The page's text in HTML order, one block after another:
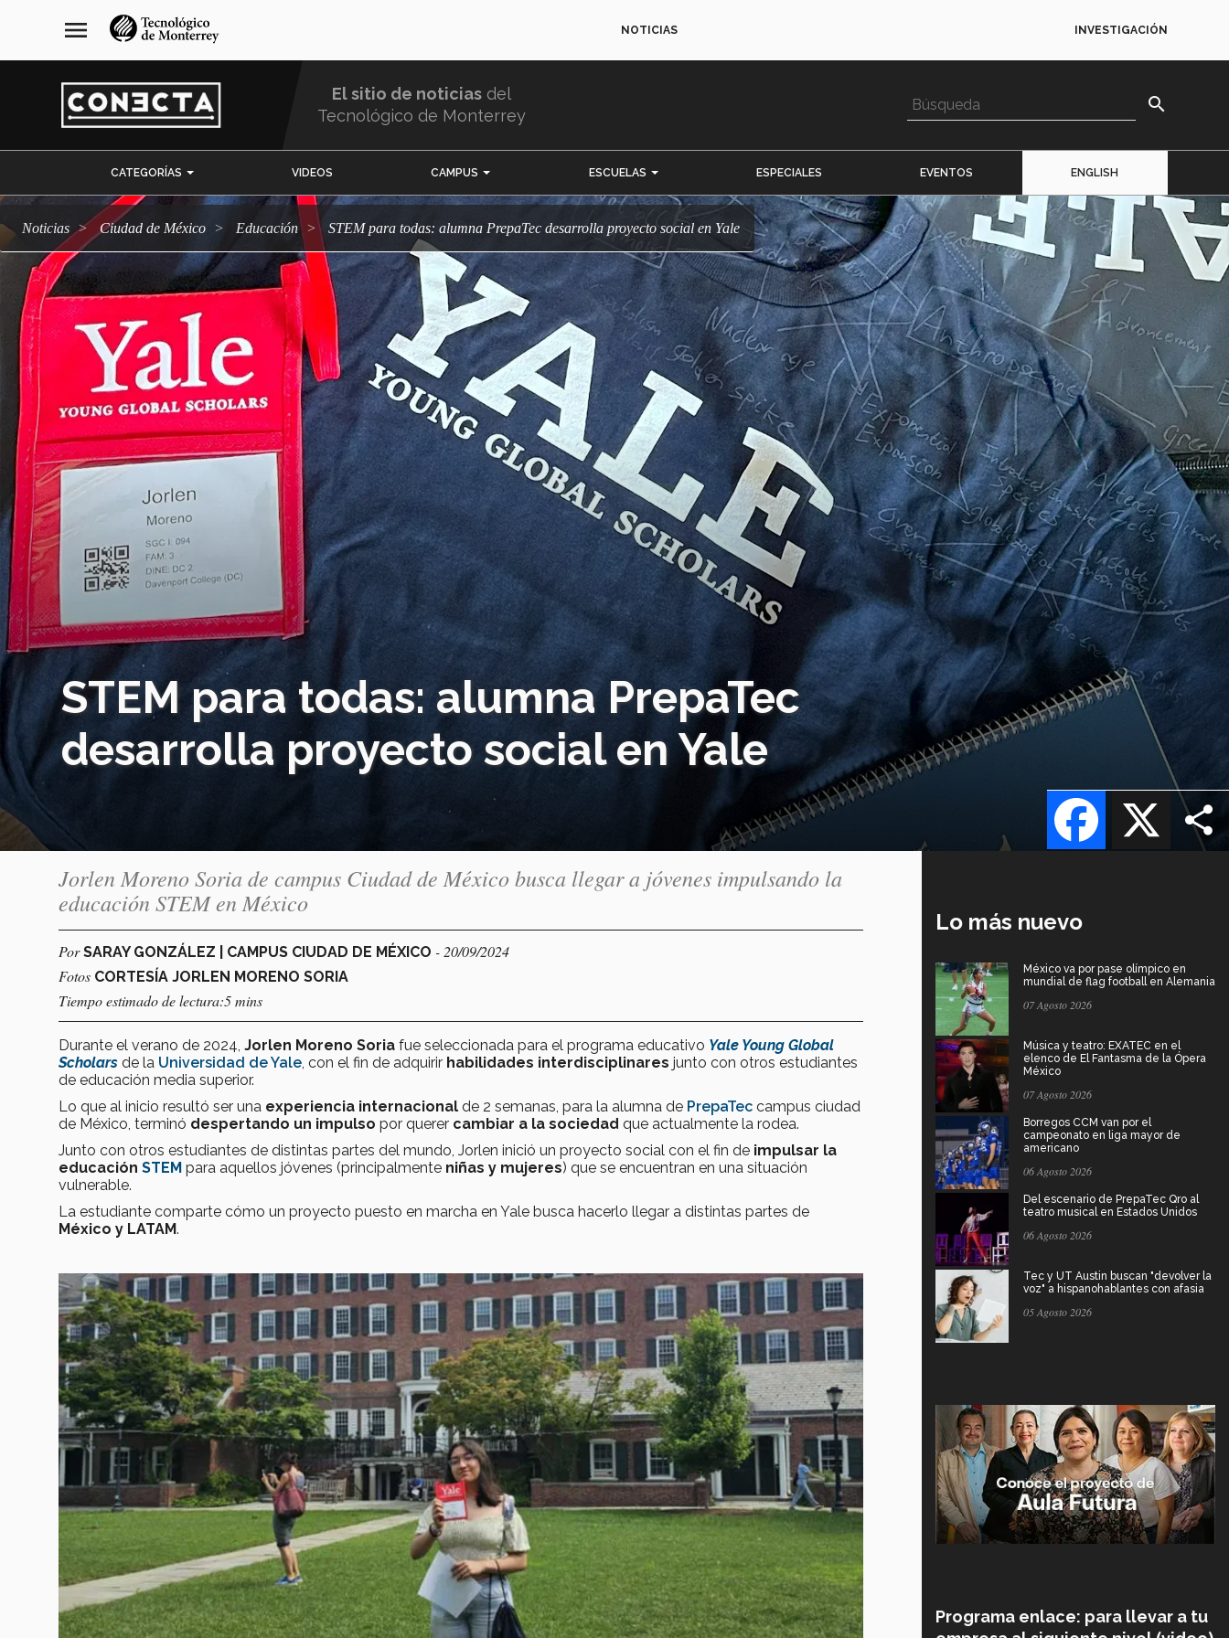
navegación
principal
menu NOTICIAS INVESTIGACIÓN
El sitio de noticias del
Tecnológico de Monterrey
search
CATEGORÍAS VIDEOS CAMPUS ESCUELAS ESPECIALES EVENTOS ENGLISH
Noticias Ciudad de México Educación STEM para todas: alumna PrepaTec desarrolla proyecto social en Yale
STEM para todas: alumna PrepaTec
desarrolla proyecto social en Yale
X
Facebook
Jorlen Moreno Soria de campus Ciudad de México busca llegar a jóvenes impulsando la
educación STEM en México
PorSARAY GONZÁLEZ | CAMPUS CIUDAD DE MÉXICO - 20/09/2024
Fotos CORTESÍA JORLEN MORENO SORIA
Tiempo estimado de lectura:5 mins
Durante el verano de 2024, Jorlen Moreno Soria fue seleccionada para el programa educativo Yale Young Global
Scholars de la Universidad de Yale , con el fin de adquirir habilidades interdisciplinares junto con otros estudiantes
de educación media superior.
Lo que al inicio resultó ser una experiencia internacional de 2 semanas, para la alumna de PrepaTec campus ciudad
de México, terminó despertando un impulso por querer cambiar a la sociedad que actualmente la rodea.
Junto con otros estudiantes de distintas partes del mundo, Jorlen inició un proyecto social con el fin de impulsar la
educación STEM para aquellos jóvenes (principalmente niñas y mujeres) que se encuentran en una situación
vulnerable.
La estudiante comparte cómo un proyecto puesto en marcha en Yale busca hacerlo llegar a distintas partes de
México y LATAM.
Lo más nuevo
México va por pase olímpico en
mundial de flag football en Alemania
07 Agosto 2026
Música y teatro: EXATEC en el
elenco de El Fantasma de la Ópera
México
07 Agosto 2026
Borregos CCM van por el
campeonato en liga mayor de
americano
06 Agosto 2026
Del escenario de PrepaTec Qro al
teatro musical en Estados Unidos
06 Agosto 2026
Tec y UT Austin buscan "devolver la
voz" a hispanohablantes con afasia
05 Agosto 2026
Programa enlace: para llevar a tu